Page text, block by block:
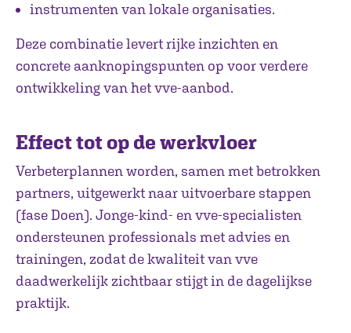
instrumenten van lokale organisaties.
Deze combinatie levert rijke inzichten en
concrete aanknopingspunten op voor verdere
ontwikkeling van het vve-aanbod.
Effect tot op de werkvloer
Verbeterplannen worden, samen met betrokken
partners, uitgewerkt naar uitvoerbare stappen
(fase Doen). Jonge-kind- en vve-specialisten
ondersteunen professionals met advies en
trainingen, zodat de kwaliteit van vve
daadwerkelijk zichtbaar stijgt in de dagelijkse
praktijk.